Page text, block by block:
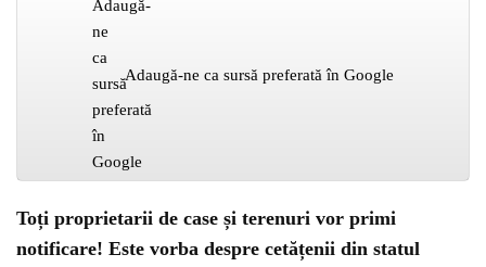
Adaugă-ne ca sursă preferată în Google
Toți proprietarii de case și terenuri vor primi
notificare! Este vorba despre cetățenii din statul